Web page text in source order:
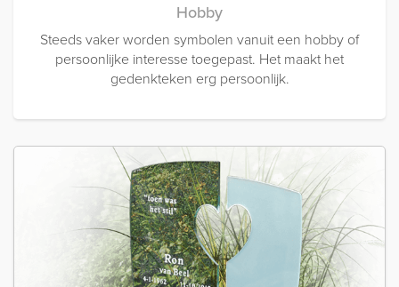
Hobby
Steeds vaker worden symbolen vanuit een hobby of
persoonlijke interesse toegepast. Het maakt het
gedenkteken erg persoonlijk.